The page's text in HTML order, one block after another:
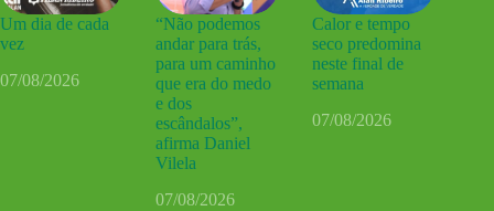
Um dia de cada
vez
07/08/2026
“Não podemos
andar para trás,
para um caminho
que era do medo
e dos
escândalos”,
afirma Daniel
Vilela
07/08/2026
Calor e tempo
seco predomina
neste final de
semana
07/08/2026